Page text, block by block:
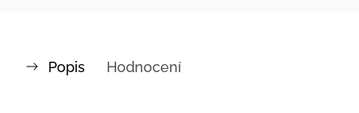
Popis Hodnocení